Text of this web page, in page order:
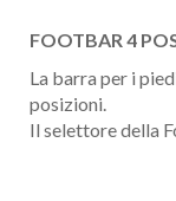
FOOTBAR 4
La barra per i
posizioni.
Il selettore della